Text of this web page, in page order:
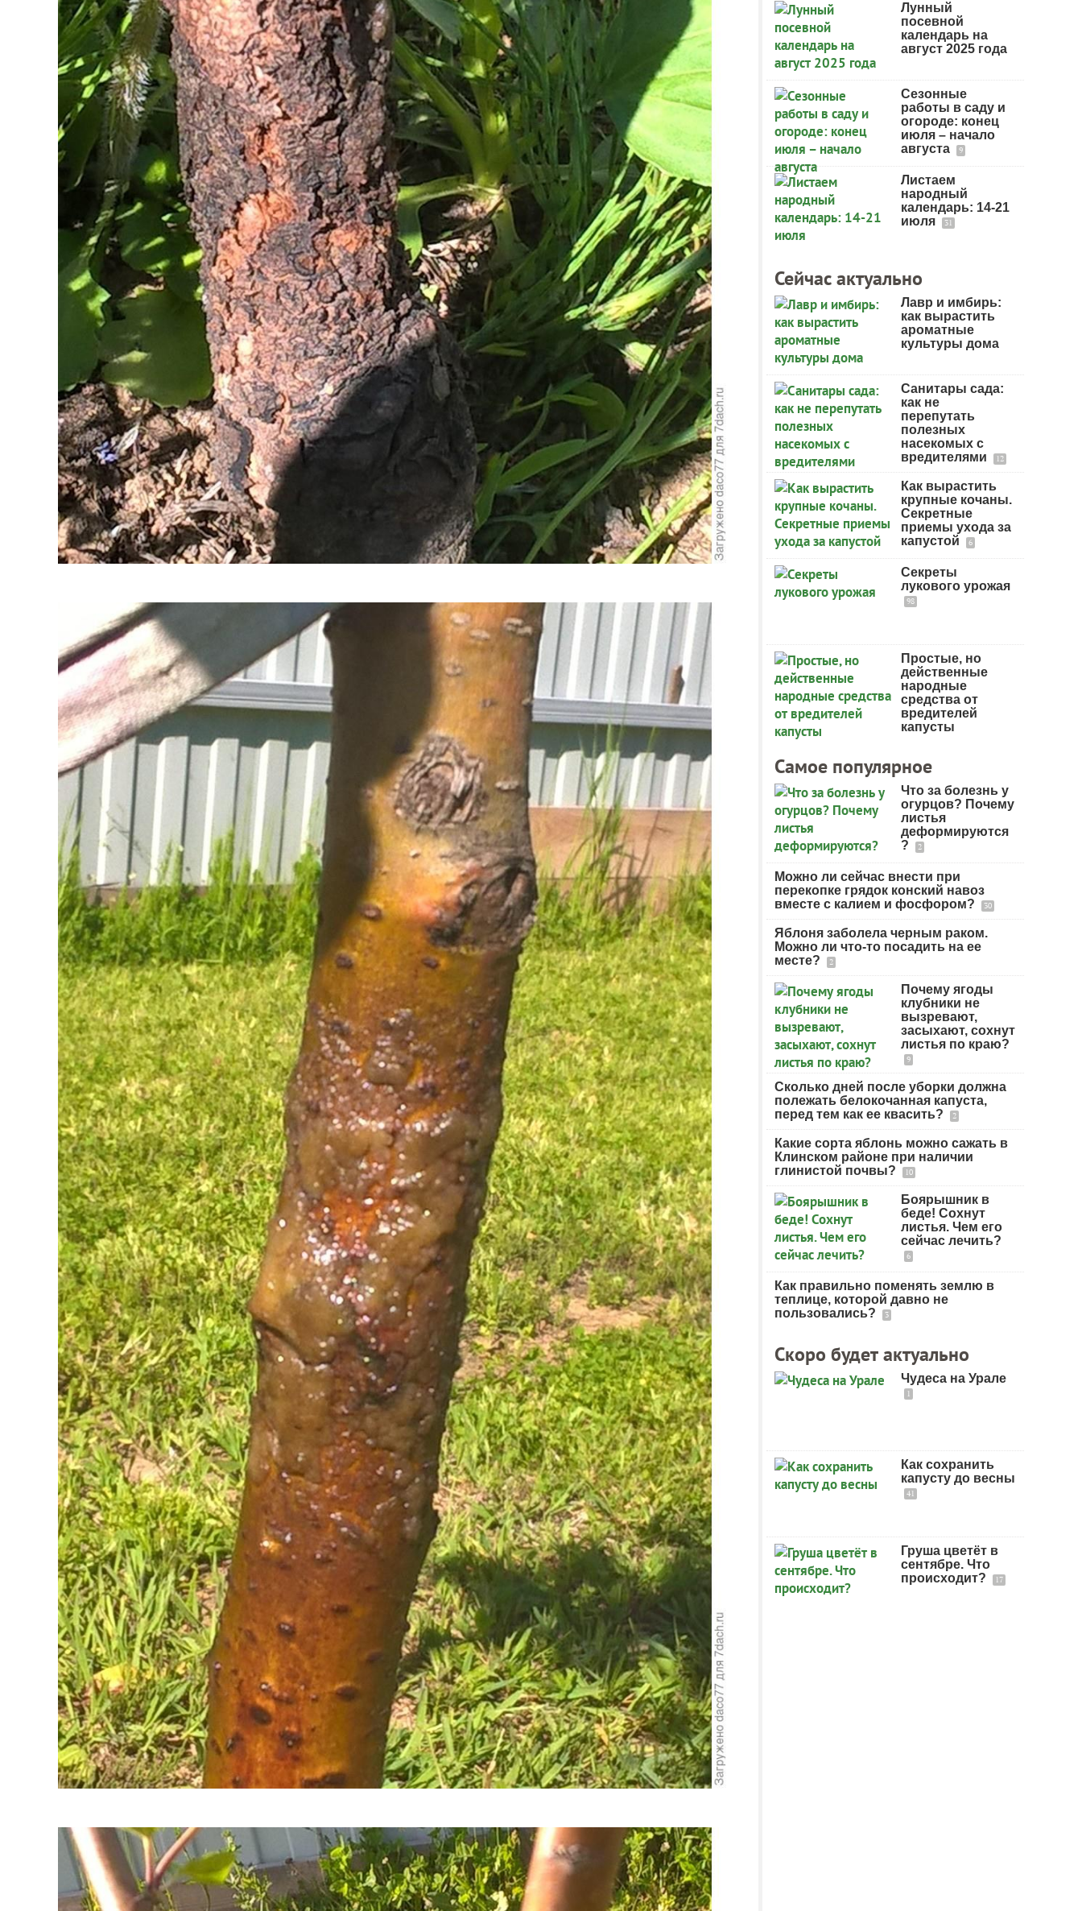
Лунный
посевной
календарь на
август 2025 года
Сезонные
работы в саду и
огороде: конец
июля – начало
августа
9
Листаем
народный
календарь: 14-21
июля
31
Сейчас актуально
Лавр и имбирь:
как вырастить
ароматные
культуры дома
Санитары сада:
как не
перепутать
полезных
насекомых с
вредителями
12
Как вырастить
крупные кочаны.
Секретные
приемы ухода за
капустой
6
Секреты
лукового урожая
98
Простые, но
действенные
народные
средства от
вредителей
капусты
Самое популярное
Что за болезнь у
огурцов? Почему
листья
деформируются
?
2
Можно ли сейчас внести при
перекопке грядок конский навоз
вместе с калием и фосфором?
30
Яблоня заболела черным раком.
Можно ли что-то посадить на ее
месте?
2
Почему ягоды
клубники не
вызревают,
засыхают, сохнут
листья по краю?
9
Сколько дней после уборки должна
полежать белокочанная капуста,
перед тем как ее квасить?
2
Какие сорта яблонь можно сажать в
Клинском районе при наличии
глинистой почвы?
10
Боярышник в
беде! Сохнут
листья. Чем его
сейчас лечить?
6
Как правильно поменять землю в
теплице, которой давно не
пользовались?
3
Скоро будет актуально
Чудеса на Урале
1
Как сохранить
капусту до весны
41
Груша цветёт в
сентябре. Что
происходит?
17